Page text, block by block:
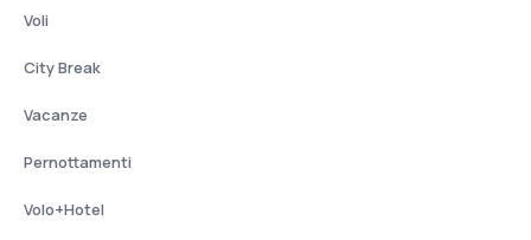
Voli
City Break
Vacanze
Pernottamenti
Volo+Hotel